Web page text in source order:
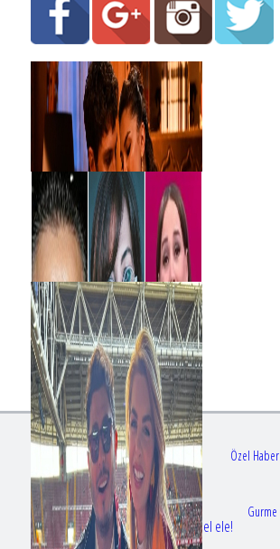
Bir dizi aşkı daha gerçek oldu: Sette el ele!
Gündem Sağlık Özel Haber
Doktorlar Gurme